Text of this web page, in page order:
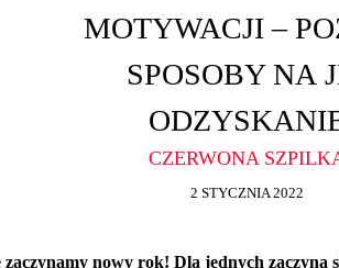
MOTYWACJI –
SPOSOBY NA
CZERWONA
2 STYCZNIA 2022
zaczynamy nowy rok! Dla jednych zaczyna